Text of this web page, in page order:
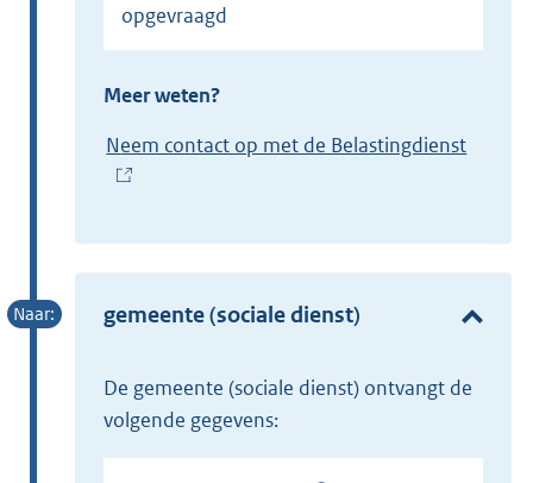
opgevraagd
Meer weten?
Neem contact op met de Belastingdienst
x
t
e
e
l
i
gemeente (sociale dienst)
de gemeente (sociale dienst) ontvangt de
volgende gegevens: